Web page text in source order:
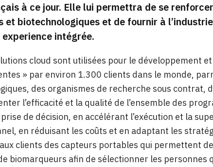
à ce jour. Elle lui permettra de se
biotechnologiques et de fournir à
intégrée.
cloud sont utilisées pour le développement
» par environ 1.300 clients dans le monde,
des organismes de recherche sous contrat,
l’efficacité et la qualité de l’ensemble des
de décision, en accélérant l’exécution et la
en réduisant les coûts et en adaptant les
clients des capteurs portables qui permettent
biomarqueurs afin de sélectionner les personnes